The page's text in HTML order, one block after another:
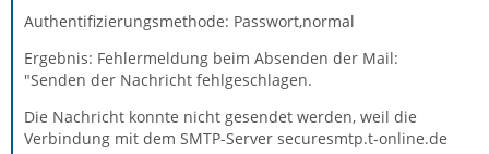
Authentifizierungsmethode: Passwort,normal
Ergebnis: Fehlermeldung beim Absenden der Mail:
"Senden der Nachricht fehlgeschlagen.
Die Nachricht konnte nicht gesendet werden, weil die
Verbindung mit dem SMTP-Server securesmtp.t-online.de